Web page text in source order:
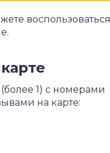
воспользоваться
1) с номерами
на карте: